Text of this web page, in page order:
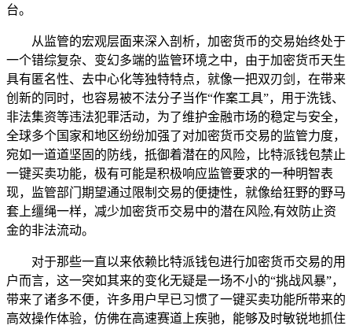
台。
从监管的宏观层面来深入剖析，加密货币的交易始终处于
一个错综复杂、变幻多端的监管环境之中，由于加密货币天生
具有匿名性、去中心化等独特特点，就像一把双刃剑，在带来
创新的同时，也容易被不法分子当作“作案工具”，用于洗钱、
非法集资等违法犯罪活动，为了维护金融市场的稳定与安全，
全球多个国家和地区纷纷加强了对加密货币交易的监管力度，
宛如一道道坚固的防线，抵御着潜在的风险，比特派钱包禁止
一键买卖功能，极有可能是积极响应监管要求的一种明智表
现，监管部门期望通过限制交易的便捷性，就像给狂野的野马
套上缰绳一样，减少加密货币交易中的潜在风险,有效防止资
金的非法流动。
对于那些一直以来依赖比特派钱包进行加密货币交易的用
户而言，这一突如其来的变化无疑是一场不小的“挑战风暴”，
带来了诸多不便，许多用户早已习惯了一键买卖功能所带来的
高效操作体验，仿佛在高速赛道上疾驰，能够及时敏锐地抓住